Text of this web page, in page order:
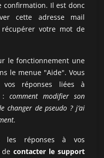
confirmation. Il est donc
cette adresse mail
récupérer votre mot de
le fonctionnement une
le menue "Aide". Vous
vos réponses liées à
:comment modifier son
changer de pseudo ? j’ai
réponses à vos
decontacter le support